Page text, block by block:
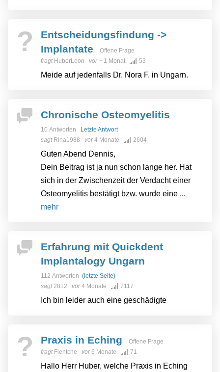
?
Entscheidungsfindung ->
Implantate
Offene Frage
fragt HuberLeon vor~ 1 Monat 53
Meide auf jedenfalls Dr. Nora F. in Ungarn.
Chronische Osteomyelitis
10 Antworten
Letzte Antwort
sagt Rina1988 vor4 Monate 2604
Guten Abend Dennis,
Dein Beitrag ist ja nun schon lange her. Hat
sich in der Zwischenzeit der Verdacht einer
Osteomyelitis bestätigt bzw. wurde eine ...
mehr
Erfahrung mit Quickdent
Implantalogy Ungarn
112 Antworten (letzte Seite)
sagt2812 vor4 Monate 7117
Ich bin leider auch eine geschädigte
? Praxis in Eching
Offene Frage
fragt Fientche vor6 Monate 71
Hallo Herr Huber, welche Praxis in Eching